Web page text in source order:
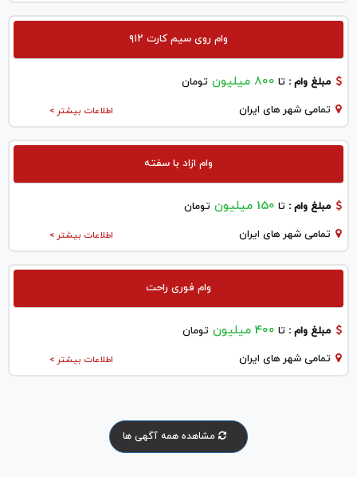
وام روی سیم کارت ۹۱۲
مبلغ وام : تا 800 میلیون تومان
اطلاعات بیشتر > تمامی شهر های ایران
وام ازاد با سفته
مبلغ وام : تا 150 میلیون تومان
اطلاعات بیشتر > تمامی شهر های ایران
وام فوری راحت
مبلغ وام : تا 400 میلیون تومان
اطلاعات بیشتر > تمامی شهر های ایران
مشاهده همه آگهی ها